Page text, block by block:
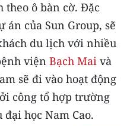
theo ô bàn cờ. Đặc
của Sun Group, sẽ
du lịch với nhiều
viện Bạch Mai và
sẽ đi vào hoạt động
công tổ hợp trường
học Nam Cao.